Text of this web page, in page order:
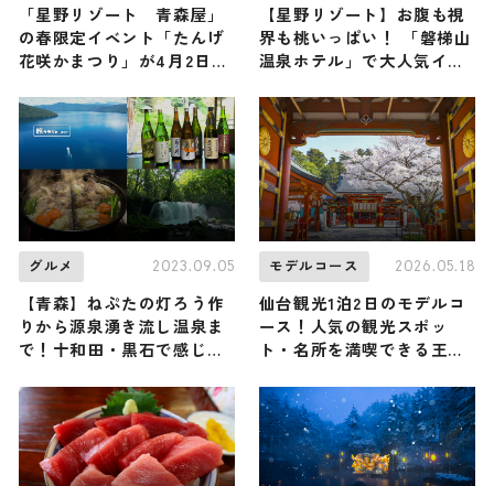
「星野リゾート 青森屋」
の春限定イベント「たんげ
花咲かまつり」が4月2日
ならではのお花見を目一杯
楽しもう！
【星野リゾート】お腹も視
界も桃いっぱい！ 「磐梯山
温泉ホテル」で大人気イベ
2026』が今年も開催中/ 福
島県耶麻郡
グルメ 2023.09.05
【青森】ねぷたの灯ろう作
りから源泉湧き流し温泉ま
で！十和田・黒石で感じる
モデルコース 2026.05.18
仙台観光1泊2日のモデルコ
ース！人気の観光スポッ
ト・名所を満喫できる王道